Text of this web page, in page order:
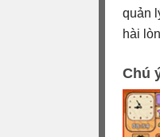
quản
hài
Chú